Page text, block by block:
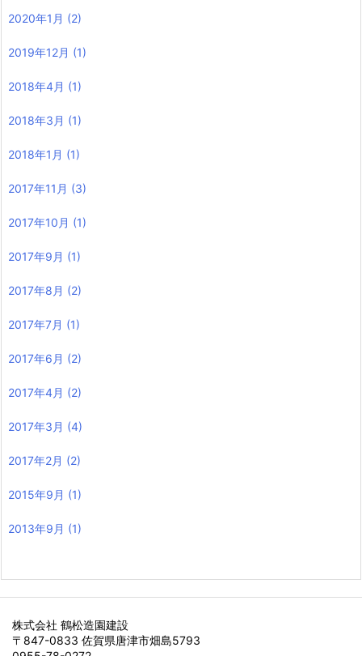
2020年1月 (2)
2019年12月 (1)
2018年4月 (1)
2018年3月 (1)
2018年1月 (1)
2017年11月 (3)
2017年10月 (1)
2017年9月 (1)
2017年8月 (2)
2017年7月 (1)
2017年6月 (2)
2017年4月 (2)
2017年3月 (4)
2017年2月 (2)
2015年9月 (1)
2013年9月 (1)
株式会社 鶴松造園建設
〒847-0833 佐賀県唐津市畑島5793